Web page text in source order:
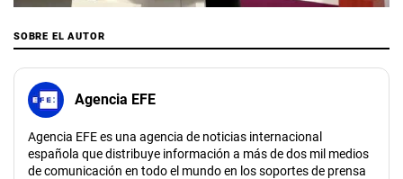
SOBRE EL AUTOR
Agencia EFE
Agencia EFE es una agencia de noticias internacional
española que distribuye información a más de dos mil medios
de comunicación en todo el mundo en los soportes de prensa